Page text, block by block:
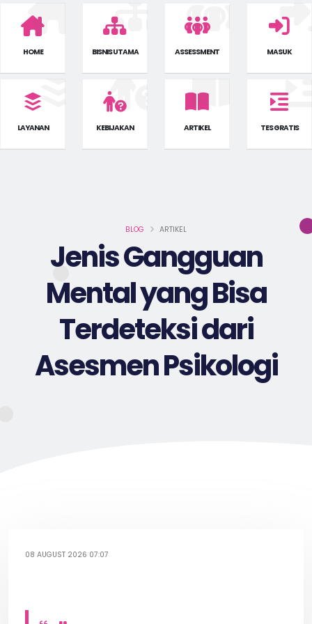
HOME BISNIS UTAMA ASSESSMENT MASUK
LAYANAN KEBIJAKAN ARTIKEL TES GRATIS
BLOG ARTIKEL
Jenis Gangguan
Mental yang Bisa
Terdeteksi dari
Asesmen Psikologi
08 AUGUST 2026 07:07